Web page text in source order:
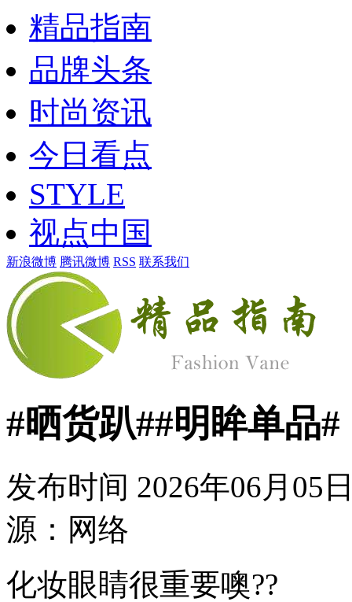
精品指南
品牌头条
时尚资讯
今日看点
STYLE
视点中国
新浪微博 腾讯微博 RSS 联系我们
#晒货趴##明眸单品#
发布时间 2026年06月
源：网络
化妆眼睛很重要噢??